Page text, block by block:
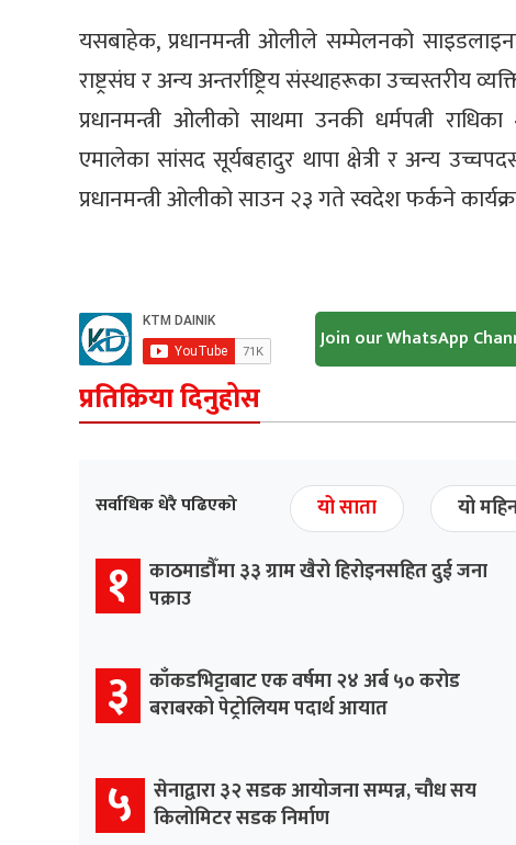
यसबाहेक, प्रधानमन्त्री ओलीले सम्मेलनको
राष्ट्रसंघ र अन्य अन्तर्राष्ट्रिय संस्थाहरूका
प्रधानमन्त्री ओलीको साथमा उनकी धर्मपत्नी
एमालेका सांसद सूर्यबहादुर थापा क्षेत्री र अन्य
प्रधानमन्त्री ओलीको साउन २३ गते स्वदेश फर्कने
Join our WhatsApp
प्रतिक्रिया दिनुहोस
सर्वाधिक धेरै पढिएको यो साता यो
१
काठमाडौँमा ३३ ग्राम खैरो हिरोइनसहित दुई जना
पक्राउ
३
काँकडभिट्टाबाट एक वर्षमा २४ अर्ब ५० करोड
बराबरको पेट्रोलियम पदार्थ आयात
५
सेनाद्वारा ३२ सडक आयोजना सम्पन्न, चौध सय
किलोमिटर सडक निर्माण